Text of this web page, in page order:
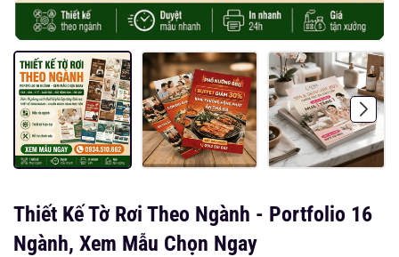
Thiết Kế Tờ Rơi Theo Ngành - Portfolio 16
Ngành, Xem Mẫu Chọn Ngay